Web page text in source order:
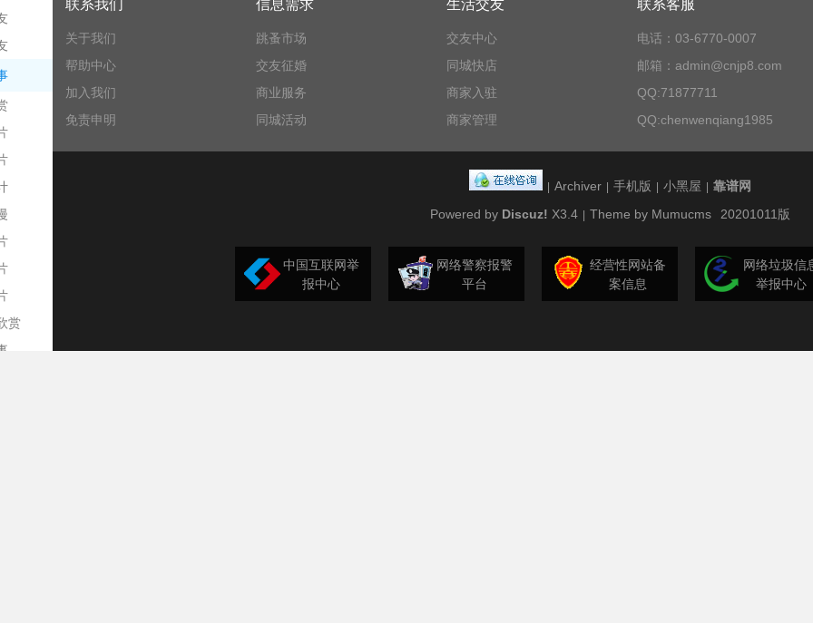
赏
联系我们
关于我们
帮助中心
加入我们
免责申明
信息需求
跳蚤市场
交友征婚
商业服务
同城活动
生活交友
交友中心
同城快店
商家入驻
商家管理
联系客服
电话：03-6770-0007
邮箱：admin@cnjp8.com
QQ:71877711
QQ:chenwenqiang1985
Archiver 手机版 小黑屋
靠谱网
Powered by Discuz! X3.4 Theme by Mumucms 20201011版
中国互联网举
报中心
网络警察报警
平台
经营性网站备
案信息
网络垃圾信
举报中心